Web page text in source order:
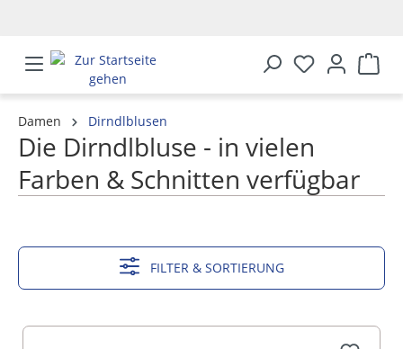
Damen Dirndlblusen
Die Dirndlbluse - in vielen
Farben & Schnitten verfügbar
FILTER & SORTIERUNG